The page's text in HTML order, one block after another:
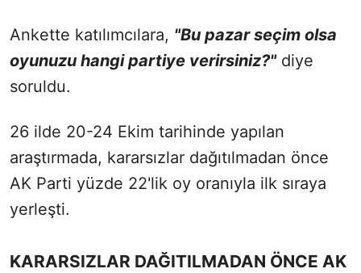
Ankette katılımcılara, "Bu pazar seçim olsa
oyunuzu hangi partiye verirsiniz?"diye
soruldu.
26 ilde 20-24 Ekim tarihinde yapılan
araştırmada, kararsızlar dağıtılmadan önce
AK Parti yüzde 22'lik oy oranıyla ilk sıraya
yerleşti.
KARARSIZLAR DAĞITILMADAN ÖNCE AK